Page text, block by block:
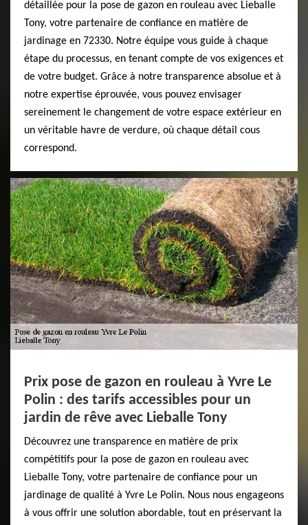
détaillée pour la pose de gazon en rouleau avec Lieballe
Tony, votre partenaire de confiance en matière de
jardinage en 72330. Notre équipe vous guide à chaque
étape du processus, en tenant compte de vos exigences et
de votre budget. Grâce à notre transparence absolue et à
notre expertise éprouvée, vous pouvez envisager
sereinement le changement de votre espace extérieur en
un véritable havre de verdure, où chaque détail cous
correspond.
Prix pose de gazon en rouleau à Yvre Le
Polin : des tarifs accessibles pour un
jardin de rêve avec Lieballe Tony
Découvrez une transparence en matière de prix
compétitifs pour la pose de gazon en rouleau avec
Lieballe Tony, votre partenaire de confiance pour un
jardinage de qualité à Yvre Le Polin. Nous nous engageons
à vous offrir une solution abordable, tout en préservant la